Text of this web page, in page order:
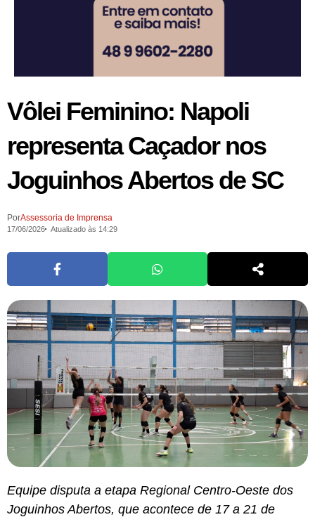
Vôlei Feminino: Napoli
representa Caçador nos
Joguinhos Abertos de SC
PorAssessoria de Imprensa
17/06/2026 Atualizado às 14:29
Equipe disputa a etapa Regional Centro-Oeste dos
Joguinhos Abertos, que acontece de 17 a 21 de